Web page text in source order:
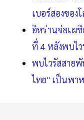
เบอร์สองของ
อิหร่านจ่อเผ
ที่ 4 หลังพบไ
พบไวรัสสายพั
ไทย" เป็นพา